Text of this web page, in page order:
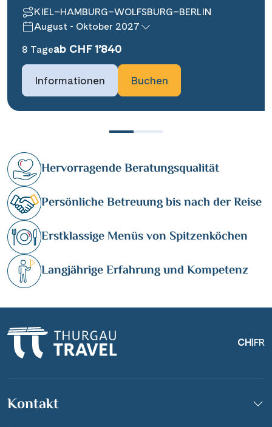
KIEL–HAMBURG–WOLFSBURG–BERLIN
August - Oktober 2027
8 Tageab CHF 1’840
Informationen Buchen
Hervorragende Beratungsqualität
Persönliche Betreuung bis nach der Reise
Erstklassige Menüs von Spitzenköchen
Langjährige Erfahrung und Kompetenz
CH|FR
Kontakt